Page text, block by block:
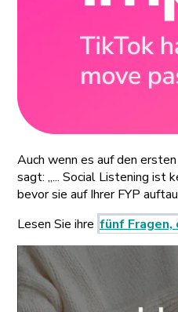
Auch wenn es auf den
sagt: „... Social Listening ist
bevor sie auf Ihrer FYP
Lesen Sie ihre fünf